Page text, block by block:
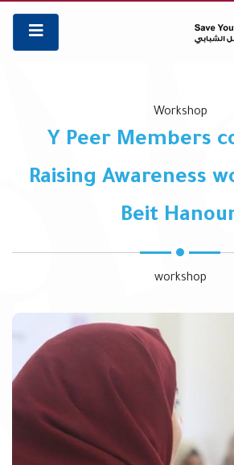
Workshop
Y Peer Members
Raising Awareness
Beit
workshop